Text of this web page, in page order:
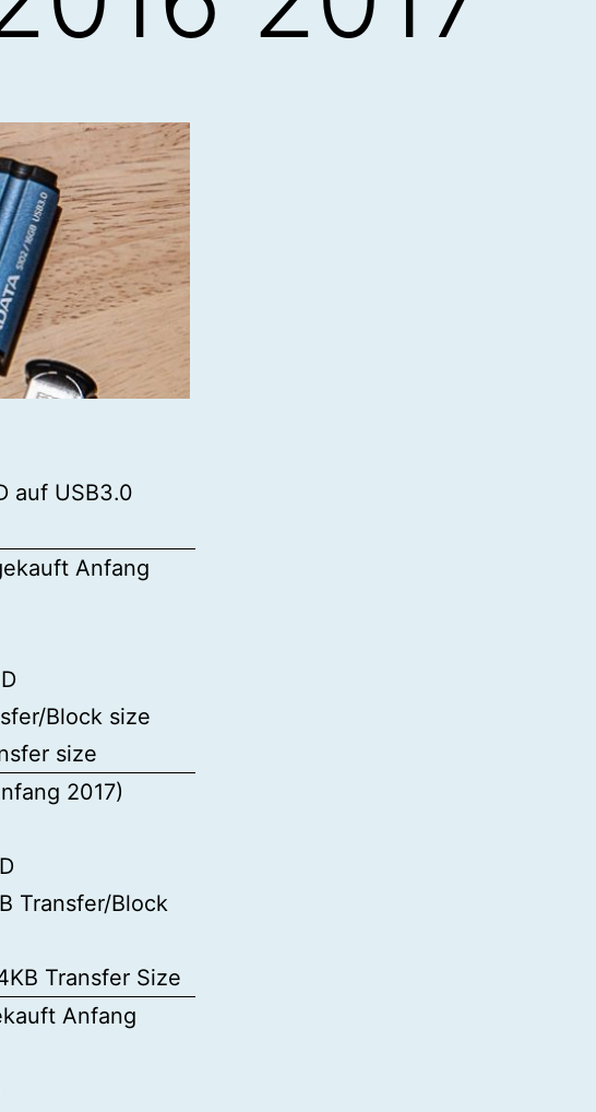
auf USB3.0
Anfang
Block size
size
2017)
Transfer/Block
Transfer Size
Anfang